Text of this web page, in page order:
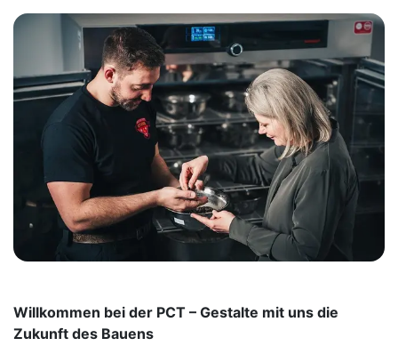
Willkommen bei der PCT – Gestalte mit uns die
Zukunft des Bauens